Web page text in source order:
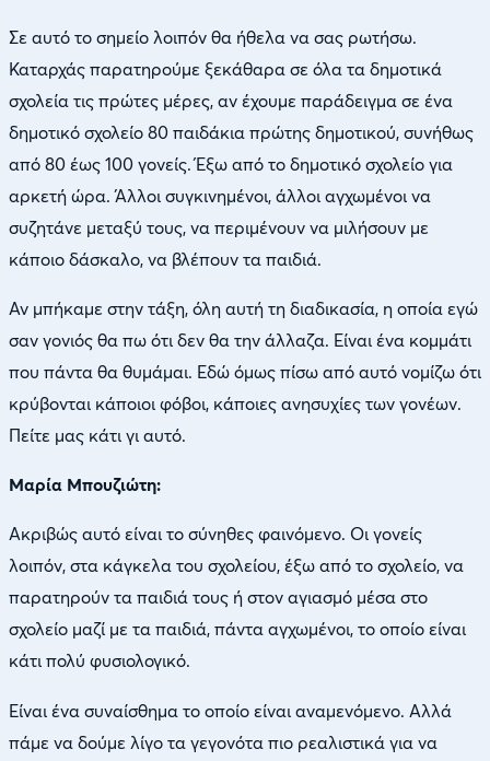
Σε αυτό το σημείο λοιπόν θα ήθελα να σας ρωτήσω.
Καταρχάς παρατηρούμε ξεκάθαρα σε όλα τα δημοτικά
σχολεία τις πρώτες μέρες, αν έχουμε παράδειγμα σε ένα
δημοτικό σχολείο 80 παιδάκια πρώτης δημοτικού, συνήθως
από 80 έως 100 γονείς. Έξω από το δημοτικό σχολείο για
αρκετή ώρα. Άλλοι συγκινημένοι, άλλοι αγχωμένοι να
συζητάνε μεταξύ τους, να περιμένουν να μιλήσουν με
κάποιο δάσκαλο, να βλέπουν τα παιδιά.
Αν μπήκαμε στην τάξη, όλη αυτή τη διαδικασία, η οποία εγώ
σαν γονιός θα πω ότι δεν θα την άλλαζα. Είναι ένα κομμάτι
που πάντα θα θυμάμαι. Εδώ όμως πίσω από αυτό νομίζω ότι
κρύβονται κάποιοι φόβοι, κάποιες ανησυχίες των γονέων.
Πείτε μας κάτι γι αυτό.
Μαρία Μπουζιώτη:
Ακριβώς αυτό είναι το σύνηθες φαινόμενο. Οι γονείς
λοιπόν, στα κάγκελα του σχολείου, έξω από το σχολείο, να
παρατηρούν τα παιδιά τους ή στον αγιασμό μέσα στο
σχολείο μαζί με τα παιδιά, πάντα αγχωμένοι, το οποίο είναι
κάτι πολύ φυσιολογικό.
Είναι ένα συναίσθημα το οποίο είναι αναμενόμενο. Αλλά
πάμε να δούμε λίγο τα γεγονότα πιο ρεαλιστικά για να